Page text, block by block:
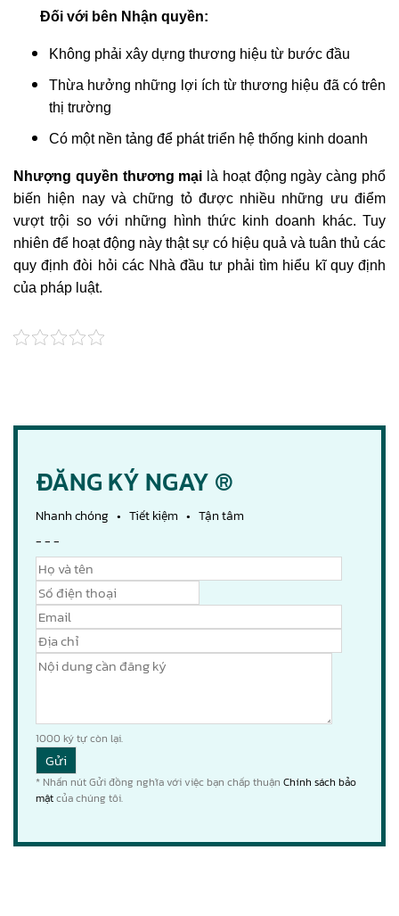
Đối với bên Nhận quyền:
Không phải xây dựng thương hiệu từ bước đầu
Thừa hưởng những lợi ích từ thương hiệu đã có trên
thị trường
Có một nền tảng để phát triển hệ thống kinh doanh
Nhượng quyền thương mại là hoạt động ngày càng phổ
biến hiện nay và chững tỏ được nhiều những ưu điểm
vượt trội so với những hình thức kinh doanh khác. Tuy
nhiên để hoạt động này thật sự có hiệu quả và tuân thủ các
quy định đòi hỏi các Nhà đầu tư phải tìm hiểu kĩ quy định
của pháp luật.
ĐĂNG KÝ NGAY ®
Nhanh chóng • Tiết kiệm • Tận tâm
- - -
1000 ký tự còn lại.
* Nhấn nút Gửi đồng nghĩa với việc bạn chấp thuận Chính sách bảo
mậtcủa chúng tôi.